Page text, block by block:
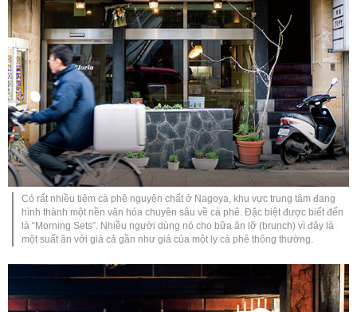
Có rất nhiều tiệm cà phê nguyên chất ở Nagoya, khu vực trung tâm đang
hình thành một nền văn hóa chuyên sâu về cà phê. Đặc biệt được biết đến
là “Morning Sets”. Nhiều người dùng nó cho bữa ăn lỡ (brunch) vì đây là
một suất ăn với giá cả gần như giá của một ly cà phê thông thường.